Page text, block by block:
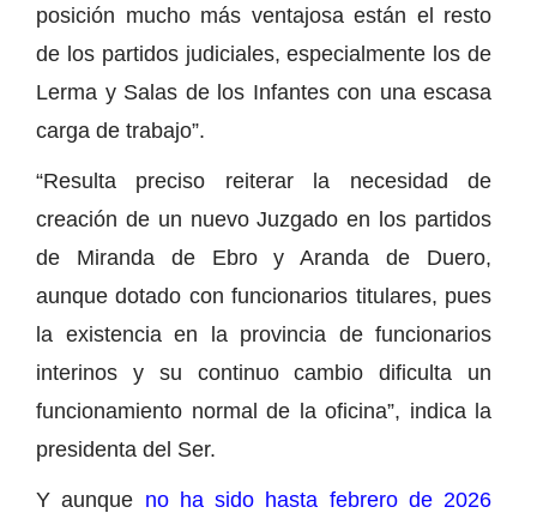
posición mucho más ventajosa están el resto
de los partidos judiciales, especialmente los de
Lerma y Salas de los Infantes con una escasa
carga de trabajo”.
“Resulta preciso reiterar la necesidad de
creación de un nuevo Juzgado en los partidos
de Miranda de Ebro y Aranda de Duero,
aunque dotado con funcionarios titulares, pues
la existencia en la provincia de funcionarios
interinos y su continuo cambio dificulta un
funcionamiento normal de la oficina”, indica la
presidenta del Ser.
Y aunque no ha sido hasta febrero de 2026